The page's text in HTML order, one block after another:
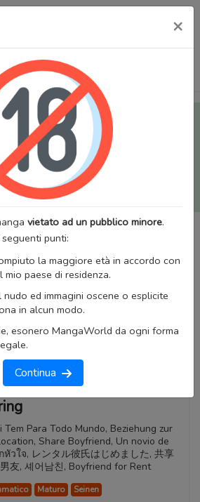
per adulti (+18) sono stati trasferiti
(
mangaworldadult.net
); invece, per i
puoi utilizzare
MangaWorld
con il tuo account di MangaWorld
condivisi tra i due siti,
inclusi bookmarks e premium
×
vietato ad un pubblico minore.
punti:
la maggiore età in accordo con
paese di residenza.
ed immagini oscene o esplicite
in alcun modo.
esonero MangaWorld da ogni forma
Continua
Tem Para Todo Mundo, Beziehung zur
Share Boyfriend, Un novio de
วใจ, レンタル彼氏はじめました, 共享
友, 셰어남친, Boyfriend for Rent
Maturo Seinen